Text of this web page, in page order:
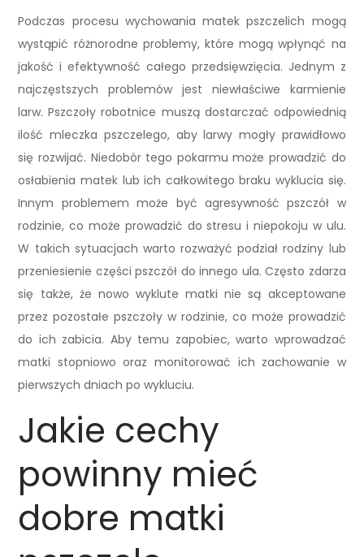
Podczas procesu wychowania matek pszczelich mogą
wystąpić różnorodne problemy, które mogą wpłynąć na
jakość i efektywność całego przedsięwzięcia. Jednym z
najczęstszych problemów jest niewłaściwe karmienie
larw. Pszczoły robotnice muszą dostarczać odpowiednią
ilość mleczka pszczelego, aby larwy mogły prawidłowo
się rozwijać. Niedobór tego pokarmu może prowadzić do
osłabienia matek lub ich całkowitego braku wyklucia się.
Innym problemem może być agresywność pszczół w
rodzinie, co może prowadzić do stresu i niepokoju w ulu.
W takich sytuacjach warto rozważyć podział rodziny lub
przeniesienie części pszczół do innego ula. Często zdarza
się także, że nowo wyklute matki nie są akceptowane
przez pozostałe pszczoły w rodzinie, co może prowadzić
do ich zabicia. Aby temu zapobiec, warto wprowadzać
matki stopniowo oraz monitorować ich zachowanie w
pierwszych dniach po wykluciu.
Jakie cechy
powinny mieć
dobre matki